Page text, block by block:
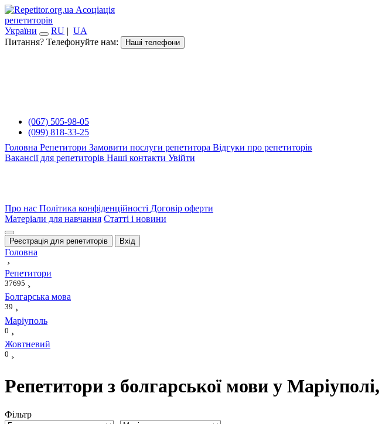
Асоціація
репетиторів
України
RU | UA
Питання? Телефонуйте нам:
Наші телефони
(067) 505-98-05
(099) 818-33-25
Головна Репетитори Замовити послуги репетитора Відгуки про репетиторів
Вакансії для репетиторів Наші контакти Увійти
Про нас Політика конфіденційності Договір оферти
Матеріали для навчання Статті і новини
Реєстрація для репетиторів Вхід
Головна
›
Репетитори
37695 ›
Болгарська мова
39 ›
Маріуполь
0 ›
Жовтневий
0 ›
Репетитори з болгарської мови у
Фiльтр